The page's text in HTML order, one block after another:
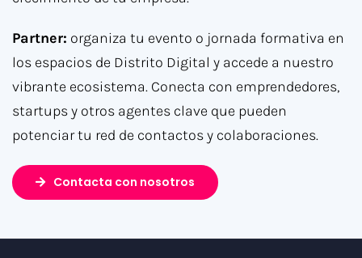
Partner: organiza tu evento o jornada formativa en
los espacios de Distrito Digital y accede a nuestro
vibrante ecosistema. Conecta con emprendedores,
startups y otros agentes clave que pueden
potenciar tu red de contactos y colaboraciones.
Contacta con nosotros